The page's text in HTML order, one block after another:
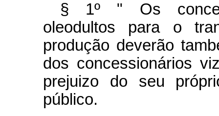
§ 1º " Os
oleodultos para o
produção deverão
dos concessionários
prejuizo do seu
público.